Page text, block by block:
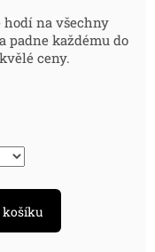
hodí na všechny
každému do
ceny.
košíku